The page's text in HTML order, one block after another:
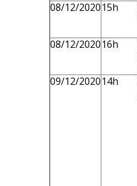
08/12/202015h
08/12/202016h
09/12/202014h